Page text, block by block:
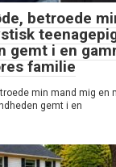
betroede
gemt i en
familie
min mand mig en
gemt i en